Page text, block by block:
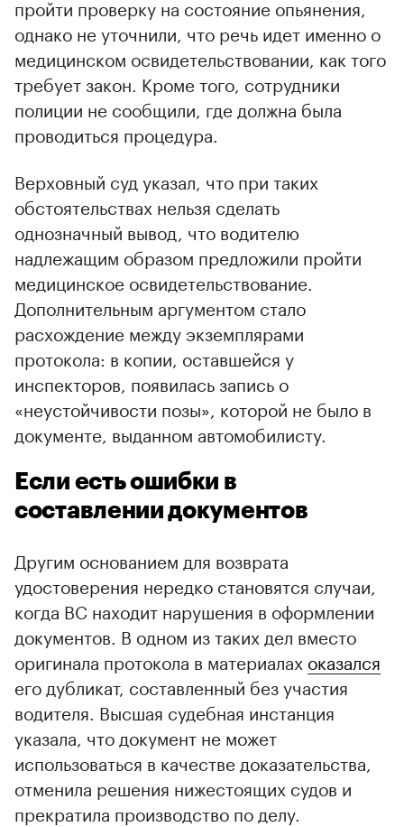
пройти проверку на состояние опьянения,
однако не уточнили, что речь идет именно о
медицинском освидетельствовании, как того
требует закон. Кроме того, сотрудники
полиции не сообщили, где должна была
проводиться процедура.
Верховный суд указал, что при таких
обстоятельствах нельзя сделать
однозначный вывод, что водителю
надлежащим образом предложили пройти
медицинское освидетельствование.
Дополнительным аргументом стало
расхождение между экземплярами
протокола: в копии, оставшейся у
инспекторов, появилась запись о
«неустойчивости позы», которой не было в
документе, выданном автомобилисту.
Если есть ошибки в
составлении документов
Другим основанием для возврата
удостоверения нередко становятся случаи,
когда ВС находит нарушения в оформлении
документов. В одном из таких дел вместо
оригинала протокола в материалах оказался
его дубликат, составленный без участия
водителя. Высшая судебная инстанция
указала, что документ не может
использоваться в качестве доказательства,
отменила решения нижестоящих судов и
прекратила производство по делу.